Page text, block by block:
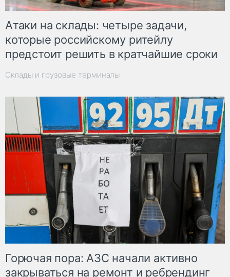
Атаки на склады: четыре задачи,
которые российскому ритейлу
предстоит решить в кратчайшие сроки
Склады и грузовые терминалы
Горючая пора: АЗС начали активно
закрываться на ремонт и ребрендинг